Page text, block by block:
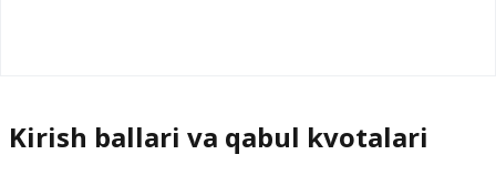
Kirish ballari va qabul kvotalari